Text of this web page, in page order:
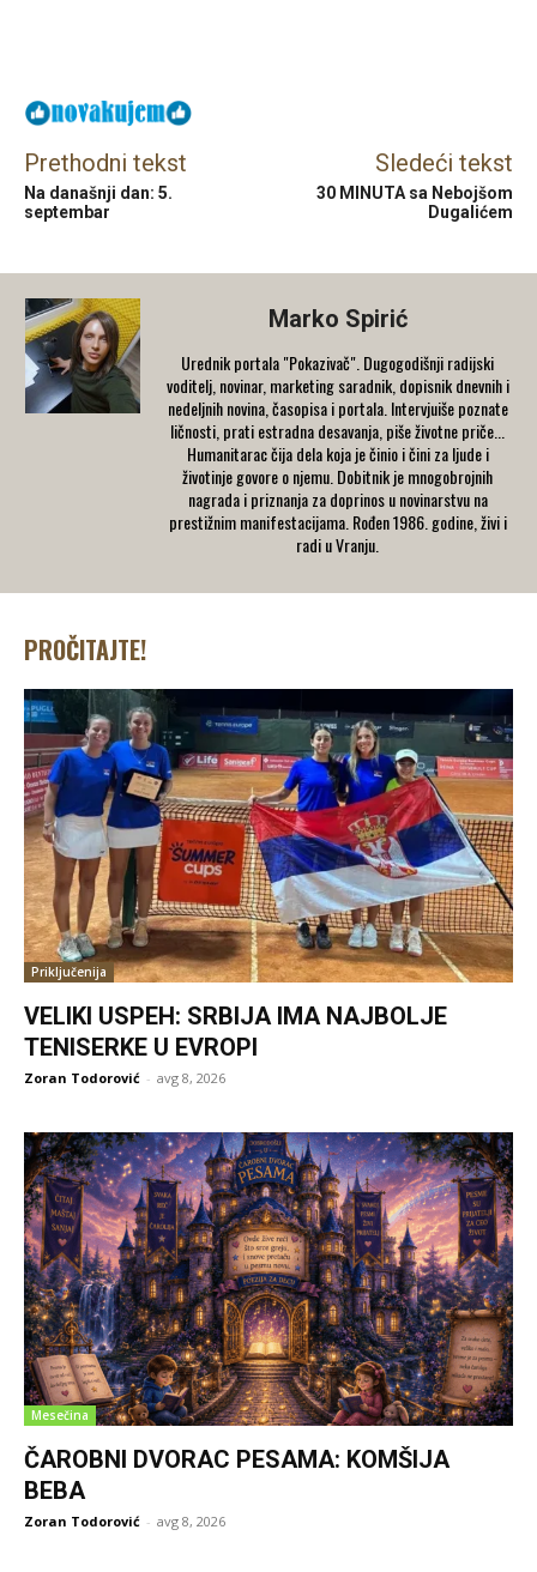
Prethodni tekst
Na današnji dan: 5.
septembar
Sledeći tekst
30 MINUTA sa Nebojšom
Dugalićem
Marko Spirić
Urednik portala "Pokazivač". Dugogodišnji radijski
voditelj, novinar, marketing saradnik, dopisnik dnevnih i
nedeljnih novina, časopisa i portala. Intervjuiše poznate
ličnosti, prati estradna desavanja, piše životne priče...
Humanitarac čija dela koja je činio i čini za ljude i
životinje govore o njemu. Dobitnik je mnogobrojnih
nagrada i priznanja za doprinos u novinarstvu na
prestižnim manifestacijama. Rođen 1986. godine, živi i
radi u Vranju.
PROČITAJTE!
Priključenija
VELIKI USPEH: SRBIJA IMA NAJBOLJE
TENISERKE U EVROPI
Zoran Todorović - avg 8, 2026
Mesečina
ČAROBNI DVORAC PESAMA: KOMŠIJA
BEBA
Zoran Todorović - avg 8, 2026